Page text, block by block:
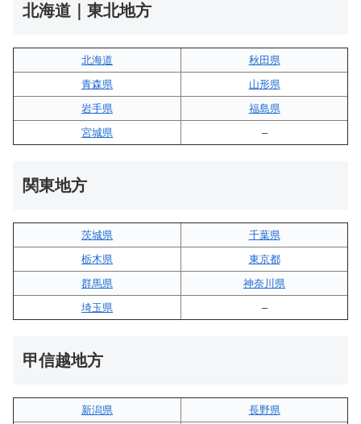
北海道｜東北地方
北海道
秋田県
青森県
山形県
岩手県
福島県
宮城県
–
関東地方
茨城県
千葉県
栃木県
東京都
群馬県
神奈川県
埼玉県
–
甲信越地方
新潟県
長野県